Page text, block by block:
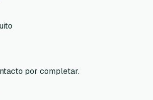
por completar.